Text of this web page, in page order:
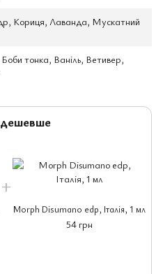
Кориця, Лаванда, Мускатний
тонка, Ваніль, Ветивер,
Morph Disumano edp, Італія, 1 мл
54 грн